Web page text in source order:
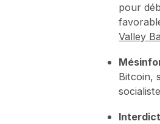
pour
Valley
Bitcoin,